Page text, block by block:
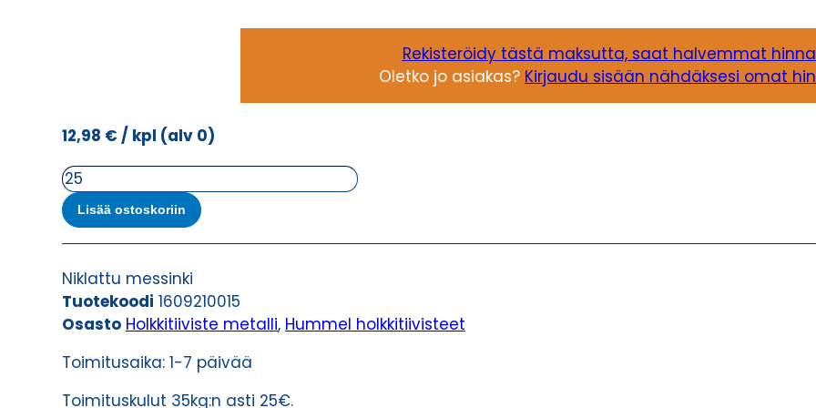
Rekisteröidy tästä maksutta, saat halvemmat
Oletko jo asiakas? Kirjaudu sisään nähdäksesi omat
12,98 € / kpl (alv 0)
HSK-
M
PG
21
HOLKKITIIVISTE
määrä
Lisää ostoskoriin
Niklattu messinki
Tuotekoodi 1609210015
Osasto Holkkitiiviste metalli, Hummel holkkitiivisteet
Toimitusaika: 1-7 päivää
Toimituskulut 35kg:n asti 25€.